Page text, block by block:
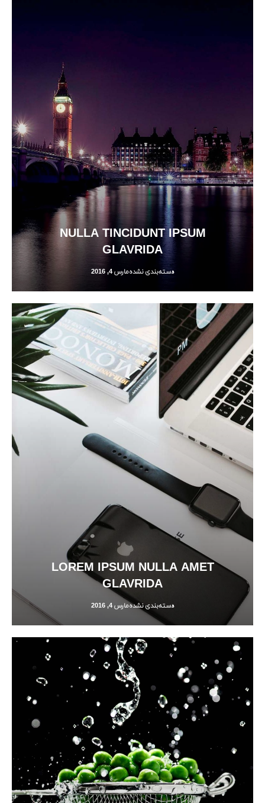
NULLA TINCIDUNT IPSUM
GLAVRIDA
دسته‌بندی نشدهمارس 4, 2016
LOREM IPSUM NULLA AMET
GLAVRIDA
دسته‌بندی نشدهمارس 4, 2016